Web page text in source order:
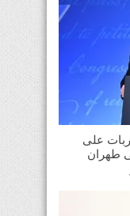
على
طهران